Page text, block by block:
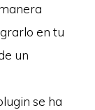
en tu
un
se ha